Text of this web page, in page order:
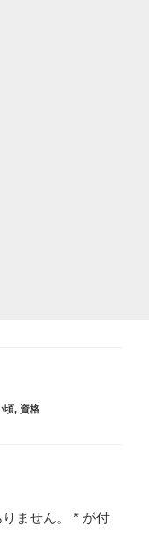
頃, 資格
ません。 * が付